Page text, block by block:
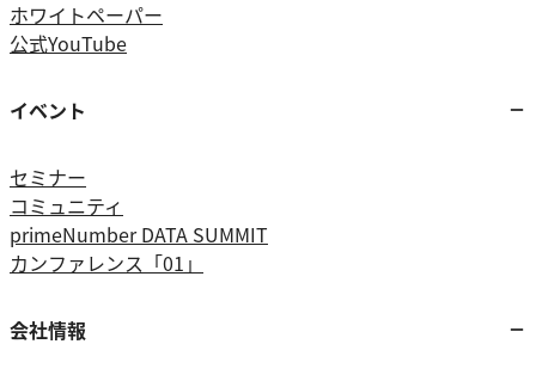
ホワイトペーパー
公式YouTube
イベント
セミナー
コミュニティ
primeNumber DATA SUMMIT
カンファレンス「01」
会社情報